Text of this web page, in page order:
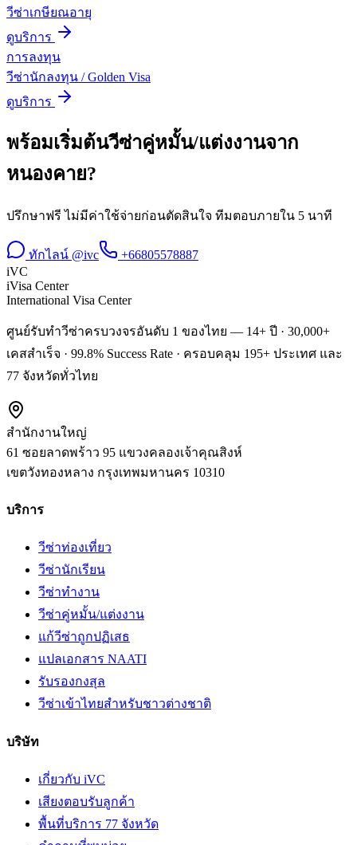
วีซ่าเกษียณอายุ
ดูบริการ
การลงทุน
วีซ่านักลงทุน / Golden Visa
ดูบริการ
พร้อมเริ่มต้นวีซ่าคู่หมั้น/แต่งงานจาก
หนองคาย?
ปรึกษาฟรี ไม่มีค่าใช้จ่ายก่อนตัดสินใจ ทีมตอบภายใน 5 นาที
ทักไลน์ @ivc
+66805578887
iVC
iVisa Center
International Visa Center
ศูนย์รับทำวีซ่าครบวงจรอันดับ 1 ของไทย — 14+ ปี · 30,000+
เคสสำเร็จ · 99.8% Success Rate · ครอบคลุม 195+ ประเทศ และ
77 จังหวัดทั่วไทย
สำนักงานใหญ่
61 ซอยลาดพร้าว 95 แขวงคลองเจ้าคุณสิงห์
เขตวังทองหลาง กรุงเทพมหานคร 10310
บริการ
วีซ่าท่องเที่ยว
วีซ่านักเรียน
วีซ่าทำงาน
วีซ่าคู่หมั้น/แต่งงาน
แก้วีซ่าถูกปฏิเสธ
แปลเอกสาร NAATI
รับรองกงสุล
วีซ่าเข้าไทยสำหรับชาวต่างชาติ
บริษัท
เกี่ยวกับ iVC
เสียงตอบรับลูกค้า
พื้นที่บริการ 77 จังหวัด